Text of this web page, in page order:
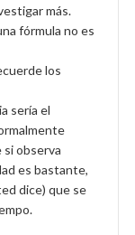
más.
fórmula no es
los
sería el
si observa
es bastante,
dice) que se